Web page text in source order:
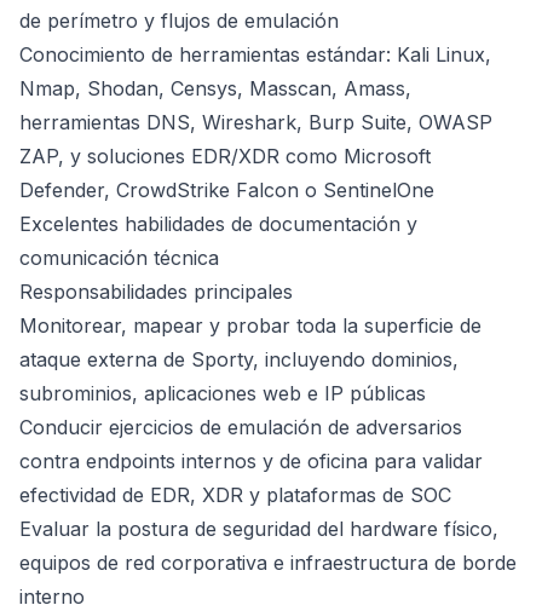
de perímetro y flujos de emulación
Conocimiento de herramientas estándar: Kali Linux,
Nmap, Shodan, Censys, Masscan, Amass,
herramientas DNS, Wireshark, Burp Suite, OWASP
ZAP, y soluciones EDR/XDR como Microsoft
Defender, CrowdStrike Falcon o SentinelOne
Excelentes habilidades de documentación y
comunicación técnica
Responsabilidades principales
Monitorear, mapear y probar toda la superficie de
ataque externa de Sporty, incluyendo dominios,
subrominios, aplicaciones web e IP públicas
Conducir ejercicios de emulación de adversarios
contra endpoints internos y de oficina para validar
efectividad de EDR, XDR y plataformas de SOC
Evaluar la postura de seguridad del hardware físico,
equipos de red corporativa e infraestructura de borde
interno